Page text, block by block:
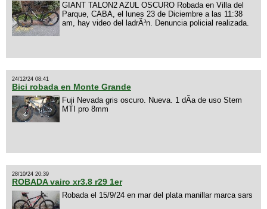
GIANT TALON2 AZUL OSCURO Robada en Villa del
Parque, CABA, el lunes 23 de Diciembre a las 11:38
am, hay video del ladrÃ³n. Denuncia policial realizada.
24/12/24 08:41
Bici robada en Monte Grande
Fuji Nevada gris oscuro. Nueva. 1 dÃ­a de uso Stem
MTI pro 8mm
28/10/24 20:39
ROBADA vairo xr3.8 r29 1er
Robada el 15/9/24 en mar del plata manillar marca sars